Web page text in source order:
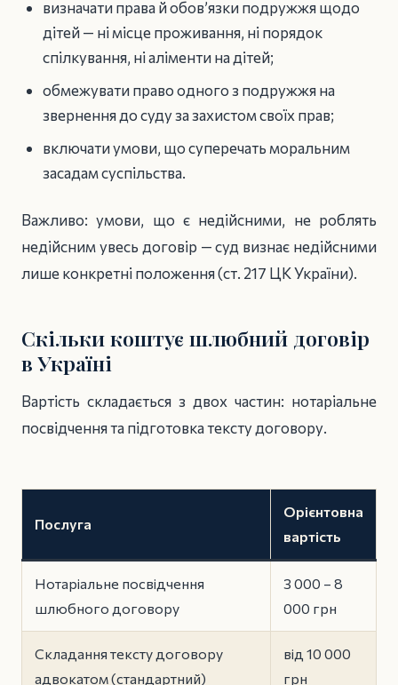
визначати права й обов’язки подружжя щодо
дітей — ні місце проживання, ні порядок
спілкування, ні аліменти на дітей;
обмежувати право одного з подружжя на
звернення до суду за захистом своїх прав;
включати умови, що суперечать моральним
засадам суспільства.
Важливо: умови, що є недійсними, не роблять
недійсним увесь договір — суд визнає недійсними
лише конкретні положення (ст. 217 ЦК України).
Скільки коштує шлюбний договір
в Україні
Вартість складається з двох частин: нотаріальне
посвідчення та підготовка тексту договору.
Послуга
Орієнтовна
вартість
Нотаріальне посвідчення
шлюбного договору
3 000 – 8
000 грн
Складання тексту договору
адвокатом (стандартний)
від 10 000
грн